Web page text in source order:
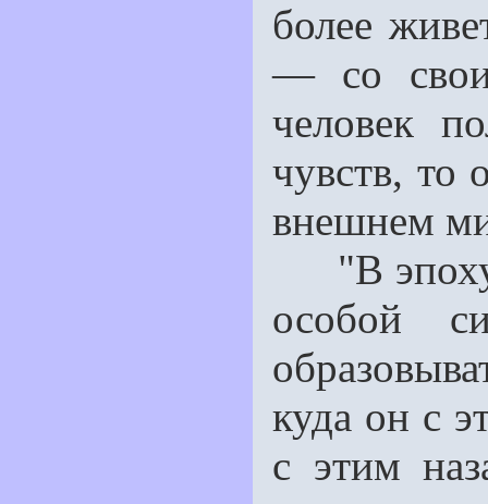
более
— со
человек
чувств, то
внеш­нем
"В эпоху
особой
куда он с
с этим